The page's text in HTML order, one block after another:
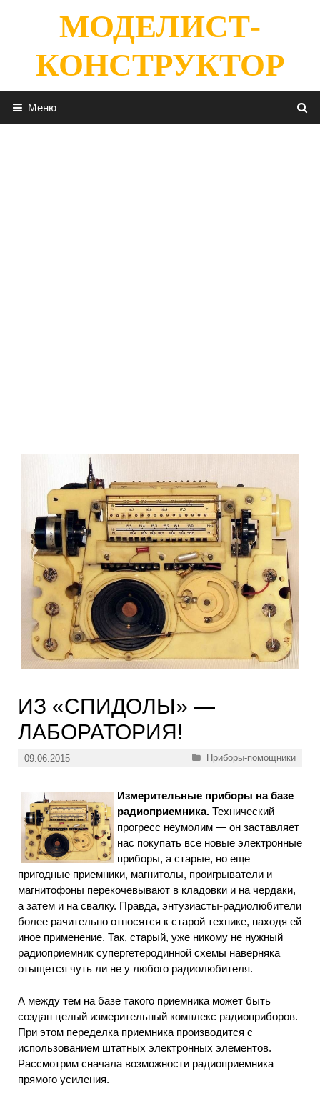
содержимомуМОДЕЛИСТ-
КОНСТРУКТОР
Меню
ИЗ «СПИДОЛЫ» —
ЛАБОРАТОРИЯ!
09.06.2015 Рубрики
Приборы-помощники
Измерительные приборы на базе
радиоприемника. Технический
прогресс неумолим — он заставляет
нас покупать все новые электронные
приборы, а старые, но еще
пригодные приемники, магнитолы, проигрыватели и
магнитофоны перекочевывают в кладовки и на чердаки,
а затем и на свалку. Правда, энтузиасты-радиолюбители
более рачительно относятся к старой технике, находя ей
иное применение. Так, старый, уже никому не нужный
радиоприемник супергетеродинной схемы наверняка
отыщется чуть ли не у любого радиолюбителя.
А между тем на базе такого приемника может быть
создан целый измерительный комплекс радиоприборов.
При этом переделка приемника производится с
использованием штатных электронных элементов.
Рассмотрим сначала возможности радиоприемника
прямого усиления.